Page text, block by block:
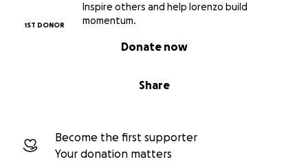
Inspire others and help lorenzo build
momentum.
1ST DONOR
Share
Donate now
Become the first supporter
Your donation matters